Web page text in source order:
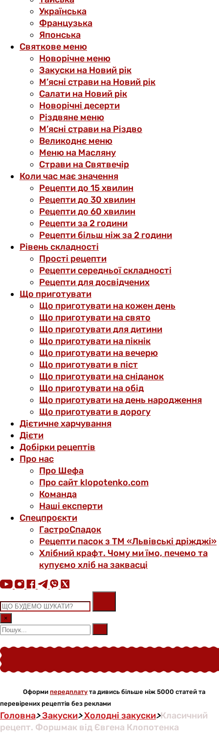
Українська
Французька
Японська
Святкове меню
Новорічне меню
Закуски на Новий рік
М’ясні страви на Новий рік
Салати на Новий рік
Новорічні десерти
Різдвяне меню
М’ясні страви на Різдво
Великоднє меню
Меню на Масляну
Страви на Святвечір
Коли час має значення
Рецепти до 15 хвилин
Рецепти до 30 хвилин
Рецепти до 60 хвилин
Рецепти за 2 години
Рецепти більш ніж за 2 години
Рівень складності
Прості рецепти
Рецепти середньої складності
Рецепти для досвідчених
Що приготувати
Що приготувати на кожен день
Що приготувати на свято
Що приготувати для дитини
Що приготувати на пікнік
Що приготувати на вечерю
Що приготувати в піст
Що приготувати на сніданок
Що приготувати на обід
Що приготувати на день народження
Що приготувати в дорогу
Дієтичне харчування
Дієти
Добірки рецептів
Про нас
Про Шефа
Про сайт klopotenko.com
Команда
Наші експерти
Спецпроєкти
ГастроСпадок
Рецепти пасок з ТМ «Львівські дріжджі»
Хлібний крафт. Чому ми їмо, печемо та
купуємо хліб на заквасці
×
Оформи передплату та дивись більше ніж 5000 статей та
перевірених рецептів без реклами
Головна>Закуски>Холодні закуски>Класичний
рецепт. Форшмак від Євгена Клопотенка